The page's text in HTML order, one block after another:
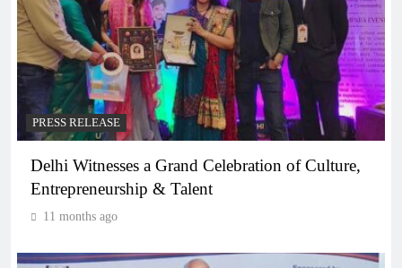
PRESS RELEASE
Delhi Witnesses a Grand Celebration of Culture,
Entrepreneurship & Talent
11 months ago